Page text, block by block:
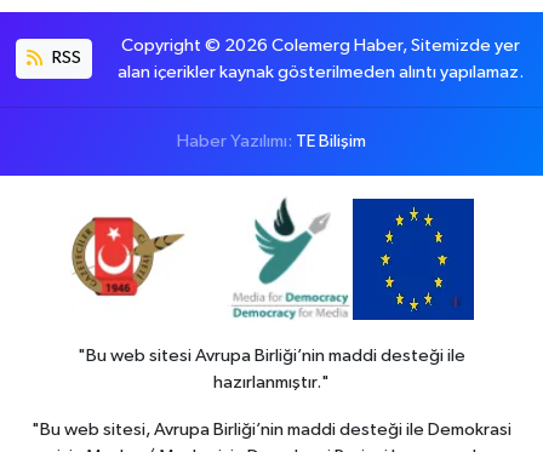
RSS
Copyright © 2026 Colemerg Haber, Sitemizde yer
alan içerikler kaynak gösterilmeden alıntı yapılamaz.
Haber Yazılımı: TE Bilişim
"Bu web sitesi Avrupa Birliği’nin maddi desteği ile
hazırlanmıştır."
"Bu web sitesi, Avrupa Birliği’nin maddi desteği ile Demokrasi